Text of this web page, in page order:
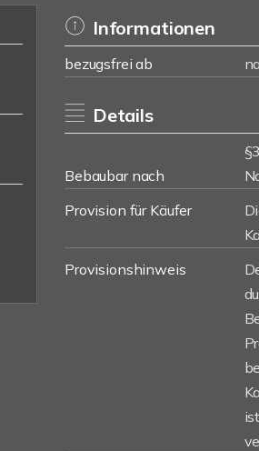
Informationen
bezugsfrei ab
Details
Bebaubar nach
Provision für Käufer
Provisionshinweis